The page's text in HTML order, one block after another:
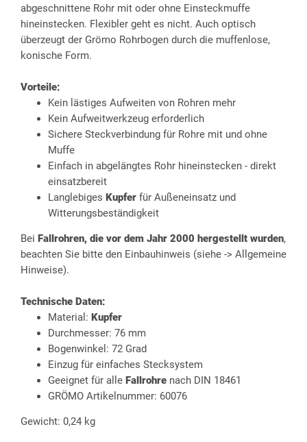
abgeschnittene Rohr mit oder ohne Einsteckmuffe
hineinstecken. Flexibler geht es nicht. Auch optisch
überzeugt der Grömo Rohrbogen durch die muffenlose,
konische Form.
Vorteile:
Kein lästiges Aufweiten von Rohren mehr
Kein Aufweitwerkzeug erforderlich
Sichere Steckverbindung für Rohre mit und ohne
Muffe
Einfach in abgelängtes Rohr hineinstecken - direkt
einsatzbereit
Langlebiges Kupfer für Außeneinsatz und
Witterungsbeständigkeit
Bei Fallrohren, die vor dem Jahr 2000 hergestellt wurden,
beachten Sie bitte den Einbauhinweis (siehe -> Allgemeine
Hinweise).
Technische Daten:
Material: Kupfer
Durchmesser: 76 mm
Bogenwinkel: 72 Grad
Einzug für einfaches Stecksystem
Geeignet für alle Fallrohre nach DIN 18461
GRÖMO Artikelnummer: 60076
Gewicht: 0,24 kg